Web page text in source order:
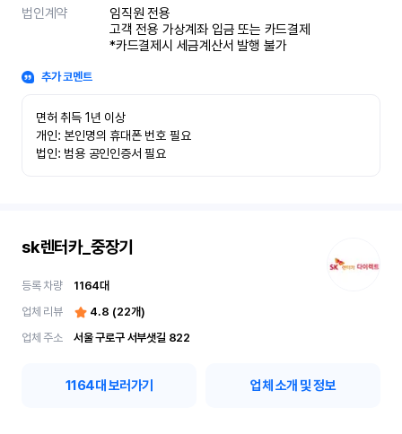
법인계약
임직원 전용
고객 전용 가상계좌 입금 또는 카드결제
*카드결제시 세금계산서 발행 불가
추가 코멘트
면허 취득 1년 이상
개인: 본인명의 휴대폰 번호 필요
법인: 범용 공인인증서 필요
sk렌터카_중장기
등록 차량 1164대
업체 리뷰
4.8 (22개)
업체 주소
서울 구로구 서부샛길 822
1164대 보러가기 업체 소개 및 정보